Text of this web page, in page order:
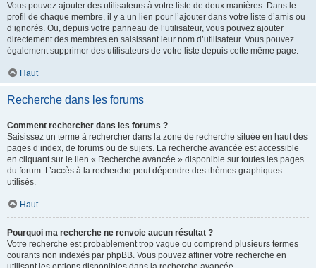
Vous pouvez ajouter des utilisateurs à votre liste de deux manières. Dans le
profil de chaque membre, il y a un lien pour l’ajouter dans votre liste d’amis ou
d’ignorés. Ou, depuis votre panneau de l’utilisateur, vous pouvez ajouter
directement des membres en saisissant leur nom d’utilisateur. Vous pouvez
également supprimer des utilisateurs de votre liste depuis cette même page.
Haut
Recherche dans les forums
Comment rechercher dans les forums ?
Saisissez un terme à rechercher dans la zone de recherche située en haut des
pages d’index, de forums ou de sujets. La recherche avancée est accessible
en cliquant sur le lien « Recherche avancée » disponible sur toutes les pages
du forum. L’accès à la recherche peut dépendre des thèmes graphiques
utilisés.
Haut
Pourquoi ma recherche ne renvoie aucun résultat ?
Votre recherche est probablement trop vague ou comprend plusieurs termes
courants non indexés par phpBB. Vous pouvez affiner votre recherche en